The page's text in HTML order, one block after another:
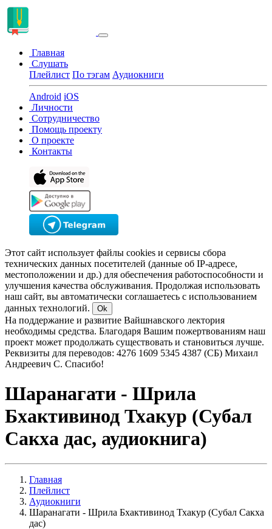
Главная
Слушать
Плейлист По тэгам Аудиокниги
Android iOS
Личности
Сотрудничество
Помощь проекту
О проекте
Контакты
Этот сайт использует файлы cookies и сервисы сбора
технических данных посетителей (данные об IP-адресе,
местоположении и др.) для обеспечения работоспособности и
улучшения качества обслуживания. Продолжая использовать
наш сайт, вы автоматически соглашаетесь с использованием
данных технологий.
Ok
На поддержание и развитие Вайшнавского лектория
необходимы средства. Благодаря Вашим пожертвованиям наш
проект может продолжать существовать и становиться лучше.
Реквизиты для переводов: 4276 1609 5345 4387 (СБ) Михаил
Андреевич С. Спасибо!
Шаранагати - Шрила
Бхактивинод Тхакур (Субал
Сакха дас, аудиокнига)
Главная
Плейлист
Аудиокниги
Шаранагати - Шрила Бхактивинод Тхакур (Субал Сакха
дас)